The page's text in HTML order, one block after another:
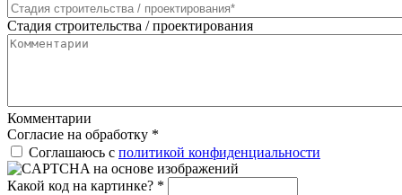
Стадия строительства / проектирования
Комментарии
Согласие на обработку *
Соглашаюсь с политикой конфиденциальности
Какой код на картинке? *